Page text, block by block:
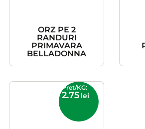
ORZ PE 2
RANDURI
PRIMAVARA
BELLADONNA
Pret/KG:
2.75 lei